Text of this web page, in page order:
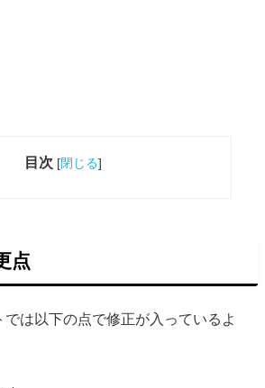
目次 [閉じる]
点
は以下の点で修正が入っているよ